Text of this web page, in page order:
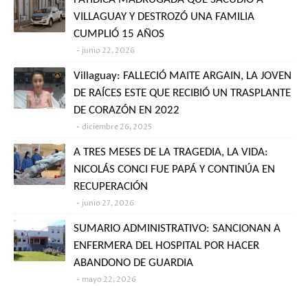
VILLAGUAY Y DESTROZÓ UNA FAMILIA
CUMPLIÓ 15 AÑOS
junio 22, 2026
Villaguay: FALLECIÓ MAITE ARGAIN, LA JOVEN
DE RAÍCES ESTE QUE RECIBIÓ UN TRASPLANTE
DE CORAZÓN EN 2022
diciembre 26, 2025
A TRES MESES DE LA TRAGEDIA, LA VIDA:
NICOLÁS CONCI FUE PAPÁ Y CONTINÚA EN
RECUPERACIÓN
junio 27, 2026
SUMARIO ADMINISTRATIVO: SANCIONAN A
ENFERMERA DEL HOSPITAL POR HACER
ABANDONO DE GUARDIA
mayo 22, 2026